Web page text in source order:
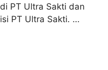
PT Ultra Sakti dan
PT Ultra Sakti. …